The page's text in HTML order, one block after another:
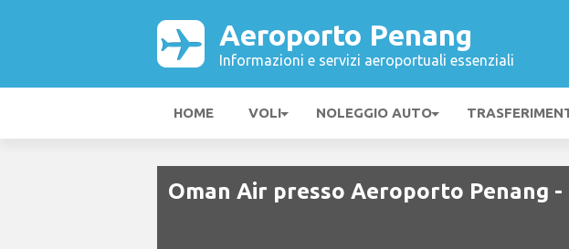
Aeroporto Penang
Informazioni e servizi aeroportuali essenziali
HOME VOLI NOLEGGIO AUTO
Oman Air presso Aeroporto Penang -